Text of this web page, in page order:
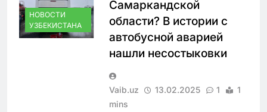
НОВОСТИ
УЗБЕКИСТАНА
Самаркандской
области? В истории с
автобусной аварией
нашли несостыковки
Vaib.uz 13.02.2025 1
1
mins